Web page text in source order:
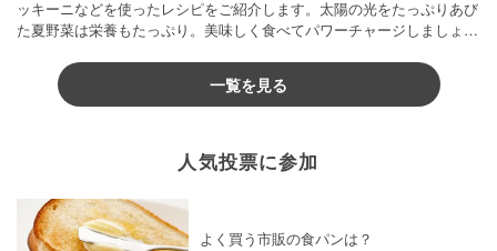
ッキーニなどを使ったレシピをご紹介します。太陽の光をたっぷりあび
た夏野菜は栄養もたっぷり。美味しく食べてパワーチャージしましょう
一覧を見る
人気投票に参加
よく買う市販の食パンは？